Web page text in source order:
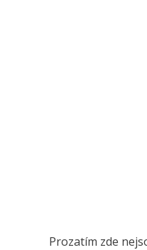
Prozatím zde